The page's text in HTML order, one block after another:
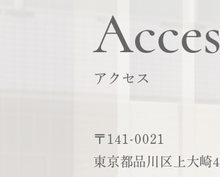
アクセス
〒141-0021
東京都品川区上大崎